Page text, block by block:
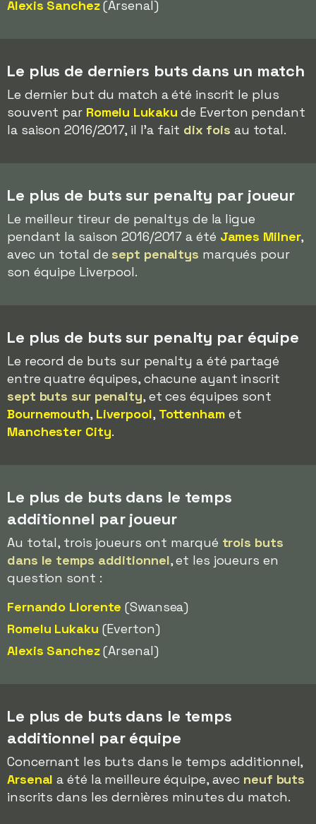
Alexis Sanchez(Arsenal)
Le plus de derniers buts dans un match
Le dernier but du match a été inscrit le plus
souvent par Romelu Lukaku de Everton pendant
la saison 2016/2017, il l'a fait dix fois au total.
Le plus de buts sur penalty par joueur
Le meilleur tireur de penaltys de la ligue
pendant la saison 2016/2017 a été James Milner,
avec un total de sept penaltys marqués pour
son équipe Liverpool.
Le plus de buts sur penalty par équipe
Le record de buts sur penalty a été partagé
entre quatre équipes, chacune ayant inscrit
sept buts sur penalty, et ces équipes sont
Bournemouth, Liverpool, Tottenhamet
Manchester City.
Le plus de buts dans le temps
additionnel par joueur
Au total, trois joueurs ont marqué trois buts
dans le temps additionnel, et les joueurs en
question sont :
Fernando Llorente (Swansea)
Romelu Lukaku (Everton)
Alexis Sanchez(Arsenal)
Le plus de buts dans le temps
additionnel par équipe
Concernant les buts dans le temps additionnel,
Arsenal a été la meilleure équipe, avec neuf buts
inscrits dans les dernières minutes du match.